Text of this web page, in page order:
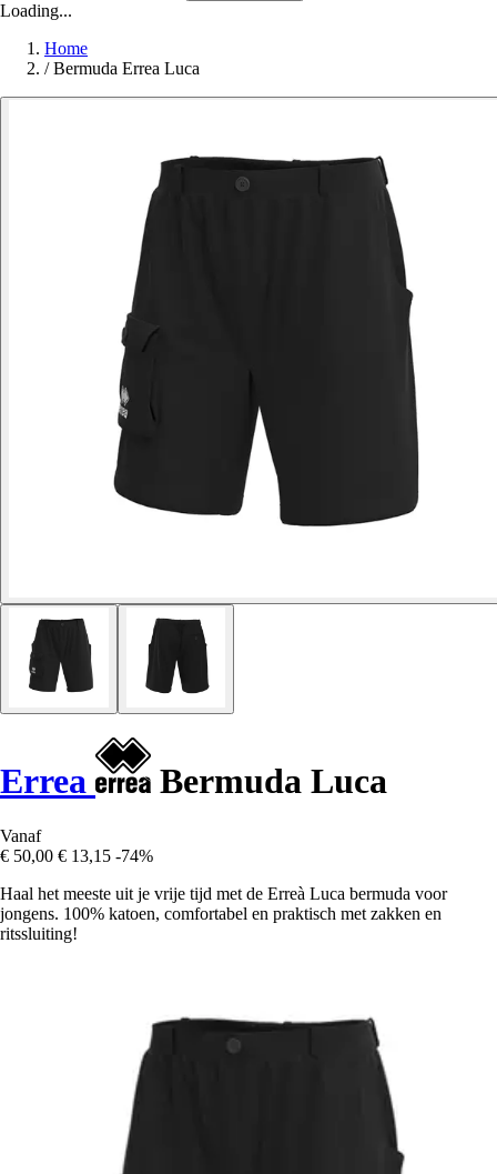
Loading...
Home
/ Bermuda Errea Luca
Errea Bermuda Luca
Vanaf
€ 50,00 € 13,15 -74%
Haal het meeste uit je vrije tijd met de Erreà Luca bermuda voor
jongens. 100% katoen, comfortabel en praktisch met zakken en
ritssluiting!